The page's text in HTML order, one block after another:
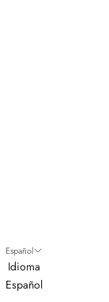
Español
Idioma
Español